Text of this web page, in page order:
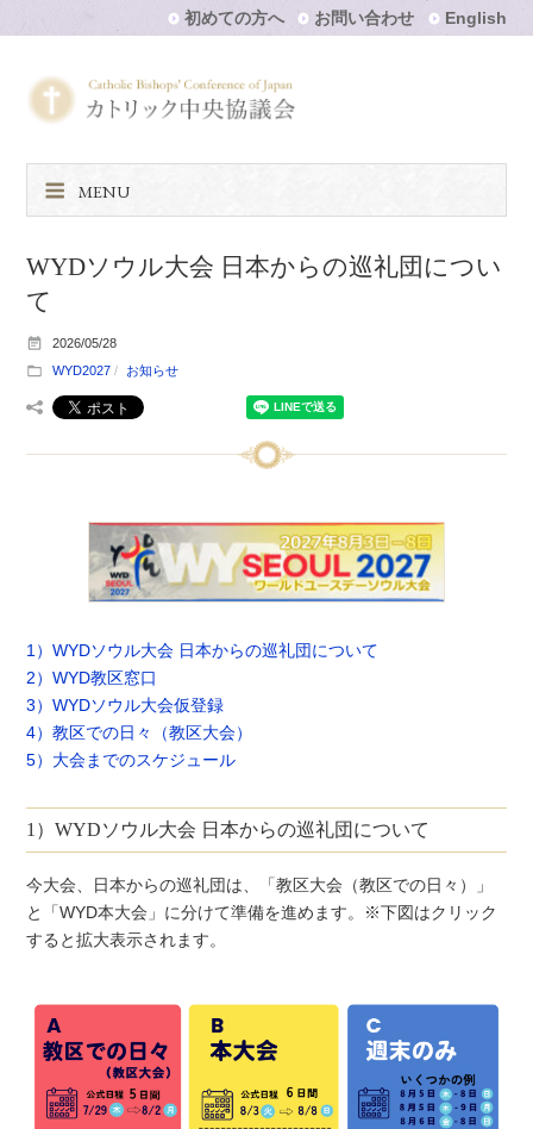
初めての方へ お問い合わせ English
MENU
WYDソウル大会 日本からの巡礼団につい
て
2026/05/28
WYD2027
お知らせ
1）WYDソウル大会 日本からの巡礼団について
2）WYD教区窓口
3）WYDソウル大会仮登録
4）教区での日々（教区大会）
5）大会までのスケジュール
1）WYDソウル大会 日本からの巡礼団について
今大会、日本からの巡礼団は、「教区大会（教区での日々）」
と「WYD本大会」に分けて準備を進めます。※下図はクリック
すると拡大表示されます。